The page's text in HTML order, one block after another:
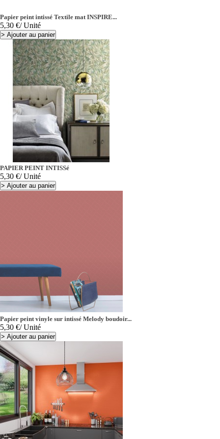
Papier peint intissé Textile mat INSPIRE...
Prix
5,30 €/ Unité
> Ajouter au panier
PAPIER PEINT INTISSé
Prix
5,30 €/ Unité
> Ajouter au panier
Papier peint vinyle sur intissé Melody boudoir...
Prix
5,30 €/ Unité
> Ajouter au panier